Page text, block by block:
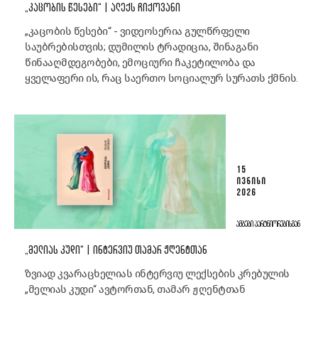
„ᲙᲐᲪᲝᲑᲘᲡ ᲬᲔᲡᲔᲑᲘ“ | ᲐᲚᲔᲥᲡ ᲩᲘᲥᲝᲕᲐᲜᲘ
„კაცობის წესები“ - ვიდეოსერია გულწრფელი
საუბრებისთვის; დუმილის ტრადიცია, შინაგანი
წინააღმდეგობები, ემოციური ჩაკეტილობა და
ყველაფერი ის, რაც საერთო სოციალურ სურათს ქმნის.
15
ᲘᲕᲜᲘᲡᲘ
2026
ᲐᲛᲑᲔᲑᲘ ᲞᲐᲠᲢᲜᲘᲝᲠᲔᲑᲘᲡᲒᲐᲜ
„ᲛᲔᲚᲘᲐᲡ ᲙᲣᲓᲘ“ | ᲘᲜᲢᲔᲠᲕᲘᲣ ᲗᲐᲛᲐᲠ ᲟᲦᲔᲜᲢᲗᲐᲜ
ზვიად კვარაცხელიას ინტერვიუ ლექსების კრებულის
„მელიას კუდი“ ავტორთან, თამარ ჟღენტთან